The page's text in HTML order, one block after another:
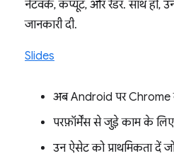
नेटवर्क, कंप्यूट, और रेंडर. साथ ही,
जानकारी दी.
Slides
अब Android पर Chrome
परफ़ॉर्मेंस से जुड़े काम के लिए,
उन ऐसेट को प्राथमिकता दें